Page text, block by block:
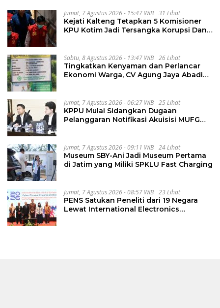
Jumat, 7 Agustus 2026 - 15:47 WIB 31 Lihat
Kejati Kalteng Tetapkan 5 Komisioner
KPU Kotim Jadi Tersangka Korupsi Dana
Sabtu, 8 Agustus 2026 - 13:47 WIB 26 Lihat
Tingkatkan Kenyaman dan Perlancar
Ekonomi Warga, CV Agung Jaya Abadi
Jumat, 7 Agustus 2026 - 06:27 WIB 25 Lihat
KPPU Mulai Sidangkan Dugaan
Pelanggaran Notifikasi Akuisisi MUFG
Jumat, 7 Agustus 2026 - 09:11 WIB 24 Lihat
Museum SBY-Ani Jadi Museum Pertama
di Jatim yang Miliki SPKLU Fast Charging
Jumat, 7 Agustus 2026 - 08:57 WIB 23 Lihat
PENS Satukan Peneliti dari 19 Negara
Lewat International Electronics